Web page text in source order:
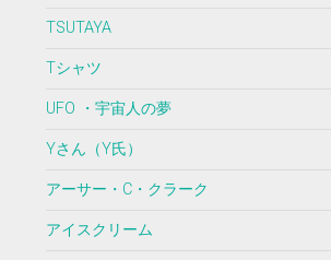
TSUTAYA
Tシャツ
UFO ・宇宙人の夢
Yさん（Y氏）
アーサー・C・クラーク
アイスクリーム